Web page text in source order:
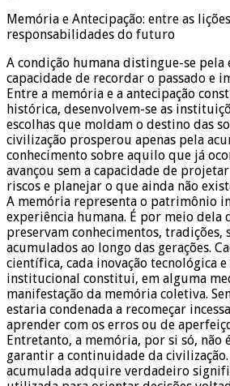
Memória e Antecipação: entre as
responsabilidades do futuro
A condição humana distingue-se
capacidade de recordar o passado e
Entre a memória e a antecipação
histórica, desenvolvem-se as
escolhas que moldam o destino das
civilização prosperou apenas pela
conhecimento sobre aquilo que já
avançou sem a capacidade de
riscos e planejar o que ainda não
A memória representa o patrimônio
experiência humana. É por meio dela
preservam conhecimentos, tradições,
acumulados ao longo das gerações.
científica, cada inovação tecnológica
institucional constitui, em alguma
manifestação da memória coletiva.
estaria condenada a recomeçar
aprender com os erros ou de
Entretanto, a memória, por si só, não
garantir a continuidade da
acumulada adquire verdadeiro